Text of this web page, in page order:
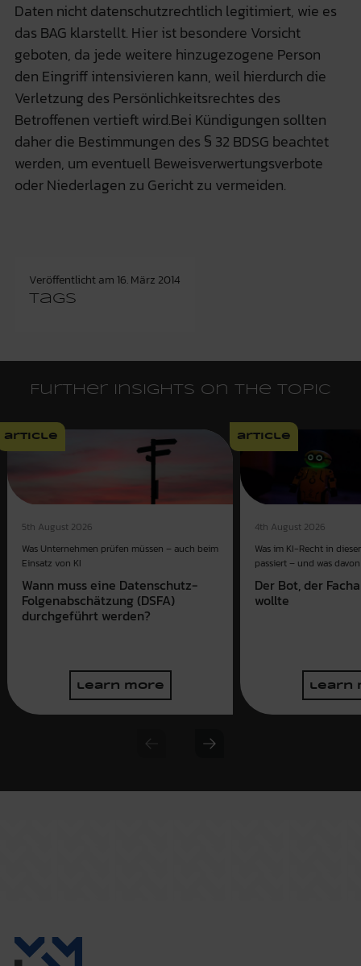
Daten nicht datenschutzrechtlich legitimiert, wie es
das BAG klarstellt. Hier ist besondere Vorsicht
geboten, da jede weitere hinzugezogene Person
den Eingriff intensivieren kann, weil hierdurch die
Verletzung des Persönlichkeitsrechtes des
Betroffenen vertieft wird.Bei Kündigungen sollten
daher die Bestimmungen des § 32 BDSG beachtet
werden, um eventuell Beweisverwertungsverbote
oder Niederlagen zu Gericht zu vermeiden.
Veröffentlicht am 16. März 2014
Tags
Further insights on the topic
article
5th August 2026
Was Unternehmen prüfen müssen – auch beim
Einsatz von KI
Wann muss eine Datenschutz-
Folgenabschätzung (DSFA)
durchgeführt werden?
learn more
article
4th August 2026
Was im KI-Recht in
passiert – und was
Der Bot, der
wollte
learn
Previous slide
Next slide